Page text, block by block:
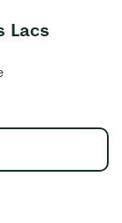
Lacs